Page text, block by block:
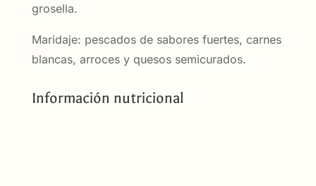
grosella.
Maridaje: pescados de sabores fuertes, carnes
blancas, arroces y quesos semicurados.
Información nutricional